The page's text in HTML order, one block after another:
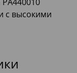
с высокими